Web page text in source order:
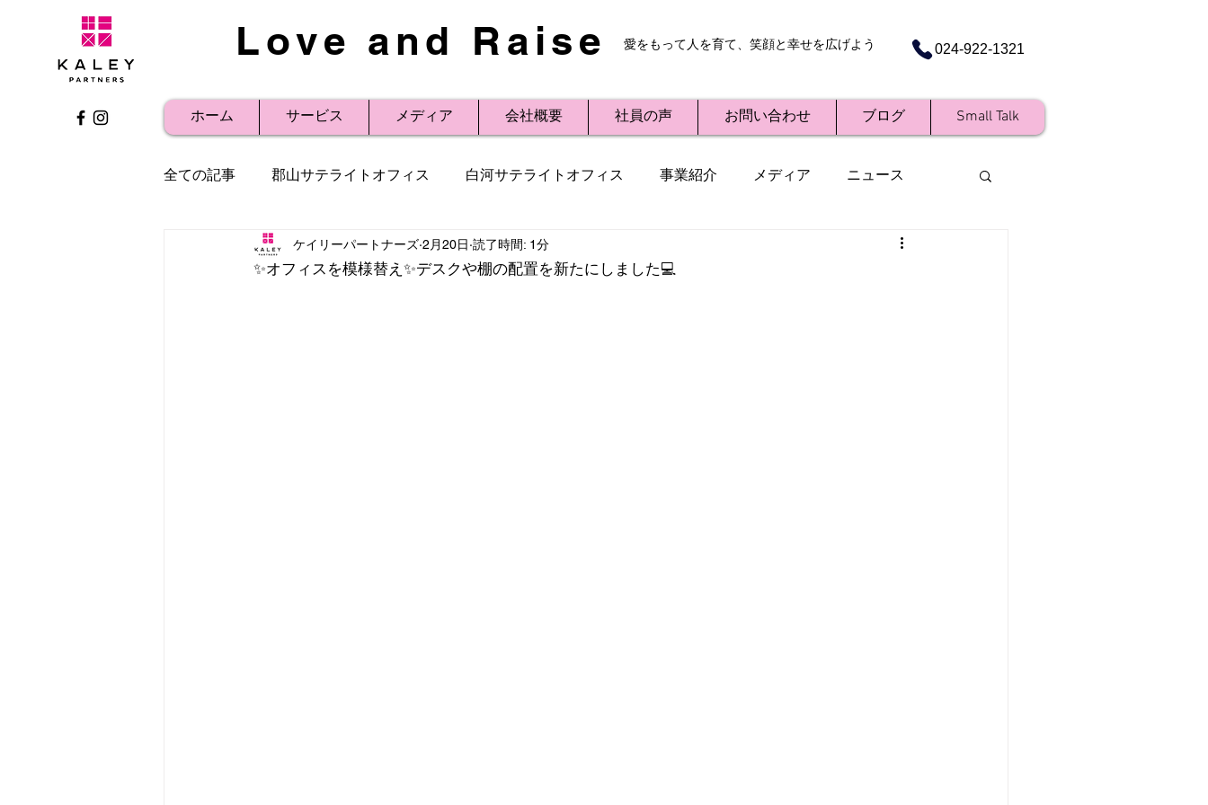
Love and Raise 愛をもって人を育て、笑顔と幸せを広げよう 024-922-1321
ホーム サービス メディア 会社概要 社員の声 お問い合わせ ブログ Small Talk
全ての記事 郡山サテライトオフィス 白河サテライトオフィス 事業紹介 メディア ニュース
社内研修 事例紹介 プレスリリース Small Talk
✨オフィスを模様替え✨デスクや棚の配置を新たにしました💻
ケイリーパートナーズ 2月20日 読了時間: 1分